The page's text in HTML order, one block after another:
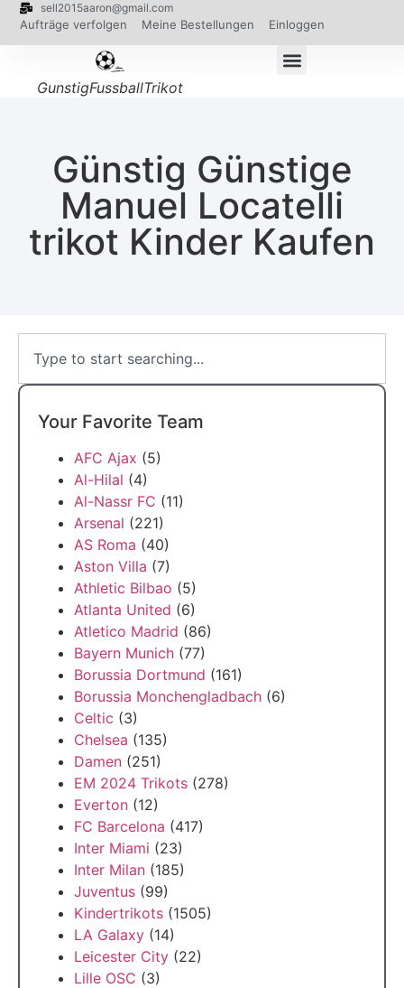
sell2015aaron@gmail.com
Aufträge verfolgen Meine Bestellungen Einloggen
GunstigFussballTrikot
Günstig Günstige
Manuel Locatelli
trikot Kinder Kaufen
Your Favorite Team
AFC Ajax (5)
Al-Hilal (4)
Al-Nassr FC (11)
Arsenal (221)
AS Roma (40)
Aston Villa (7)
Athletic Bilbao (5)
Atlanta United (6)
Atletico Madrid (86)
Bayern Munich (77)
Borussia Dortmund (161)
Borussia Monchengladbach (6)
Celtic (3)
Chelsea (135)
Damen (251)
EM 2024 Trikots (278)
Everton (12)
FC Barcelona (417)
Inter Miami (23)
Inter Milan (185)
Juventus (99)
Kindertrikots (1505)
LA Galaxy (14)
Leicester City (22)
Lille OSC (3)